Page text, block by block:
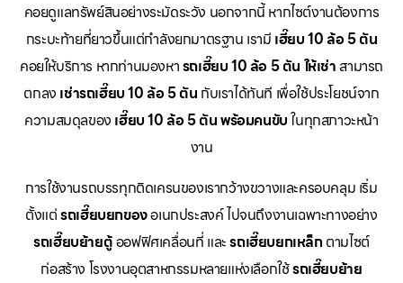
คอยดูแลทรัพย์สินอย่างระมัดระวัง นอกจากนี้ หากไซต์งานต้องการ
กระบะท้ายที่ยาวขึ้นแต่กำลังยกมาตรฐาน เรามี เฮี๊ยบ 10 ล้อ 5 ตัน
คอยให้บริการ หากท่านมองหารถเฮี๊ยบ 10 ล้อ 5 ตัน ให้เช่า สามารถ
ตกลง เช่ารถเฮี๊ยบ 10 ล้อ 5 ตัน กับเราได้ทันที เพื่อใช้ประโยชน์จาก
ความสมดุลของ เฮี๊ยบ 10 ล้อ 5 ตัน พร้อมคนขับในทุกสภาวะหน้า
งาน
การใช้งานรถบรรทุกติดเครนของเรากว้างขวางและครอบคลุม เริ่ม
ตั้งแต่รถเฮี๊ยบยกของอเนกประสงค์ ไปจนถึงงานเฉพาะทางอย่าง
รถเฮี๊ยบย้ายตู้ออฟฟิศเคลื่อนที่ และรถเฮี๊ยบยกเหล็กตามไซต์
ก่อสร้าง โรงงานอุตสาหกรรมหลายแห่งเลือกใช้รถเฮี๊ยบย้าย